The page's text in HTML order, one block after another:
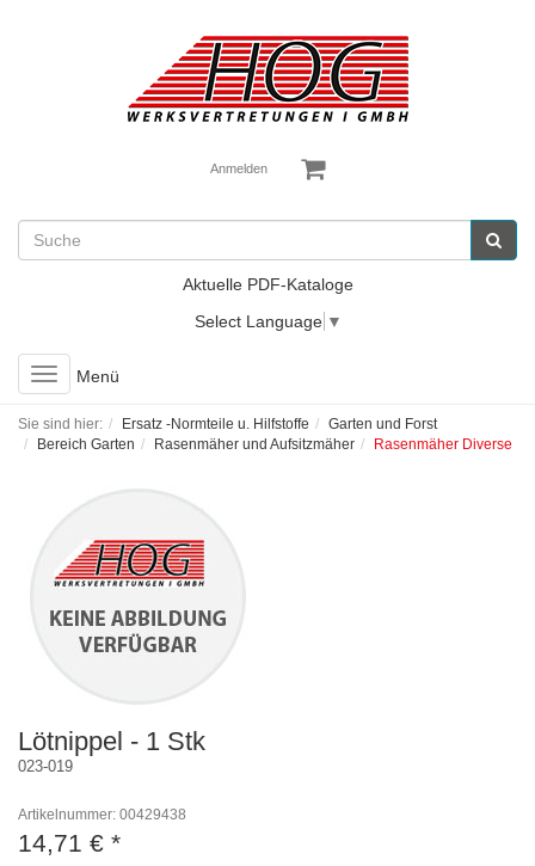
Anmelden
Aktuelle PDF-Kataloge
Select Language ▼
Toggle
navigation
Menü
Sie sind hier: Ersatz -Normteile u. Hilfstoffe
Garten und Forst
Bereich Garten
Rasenmäher und Aufsitzmäher Rasenmäher Diverse
Lötnippel - 1 Stk
023-019
Artikelnummer: 00429438
14,71 € *